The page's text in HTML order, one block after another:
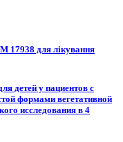
17938 для лікування
детей у пациентов с
формами вегетативной
исследования в 4